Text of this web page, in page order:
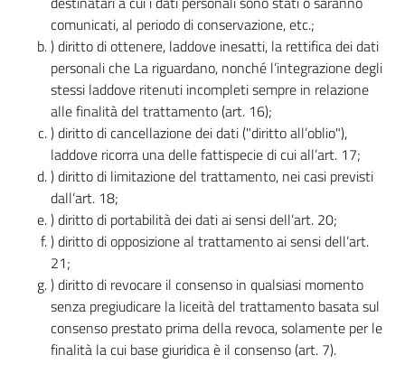
comunicati, al periodo di conservazione, etc.;
) diritto di ottenere, laddove inesatti, la rettifica dei dati
personali che La riguardano, nonché l’integrazione degli
stessi laddove ritenuti incompleti sempre in relazione
alle finalità del trattamento (art. 16);
) diritto di cancellazione dei dati ("diritto all’oblio"),
laddove ricorra una delle fattispecie di cui all’art. 17;
) diritto di limitazione del trattamento, nei casi previsti
dall’art. 18;
) diritto di portabilità dei dati ai sensi dell’art. 20;
) diritto di opposizione al trattamento ai sensi dell’art.
21;
) diritto di revocare il consenso in qualsiasi momento
senza pregiudicare la liceità del trattamento basata sul
consenso prestato prima della revoca, solamente per le
finalità la cui base giuridica è il consenso (art. 7).